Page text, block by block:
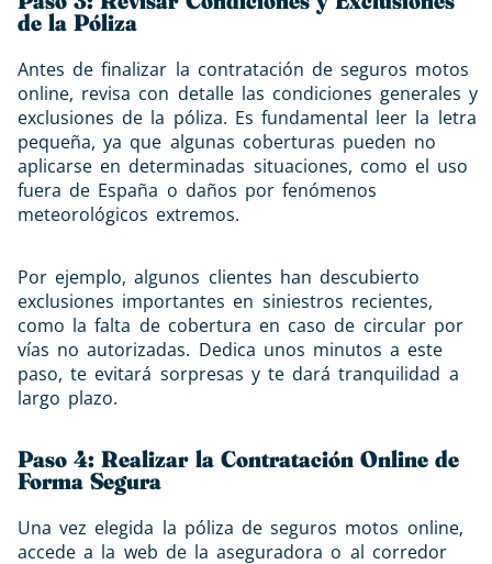
de la Póliza
Antes de finalizar la contratación de seguros motos
online, revisa con detalle las condiciones generales y
exclusiones de la póliza. Es fundamental leer la letra
pequeña, ya que algunas coberturas pueden no
aplicarse en determinadas situaciones, como el uso
fuera de España o daños por fenómenos
meteorológicos extremos.
Por ejemplo, algunos clientes han descubierto
exclusiones importantes en siniestros recientes,
como la falta de cobertura en caso de circular por
vías no autorizadas. Dedica unos minutos a este
paso, te evitará sorpresas y te dará tranquilidad a
largo plazo.
Paso 4: Realizar la Contratación Online de
Forma Segura
Una vez elegida la póliza de seguros motos online,
accede a la web de la aseguradora o al corredor